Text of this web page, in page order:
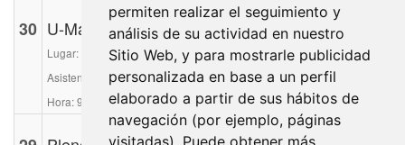
permiten realizar el seguimiento y
análisis de su actividad en nuestro
Sitio Web, y para mostrarle publicidad
personalizada en base a un perfil
elaborado a partir de sus hábitos de
navegación (por ejemplo, páginas
visitadas). Puede obtener más
30 U-Match
Lugar: HUB232
Asisten: alcalde, concejal de Economía, Empleo e Innovación
Hora: 9:30 h.